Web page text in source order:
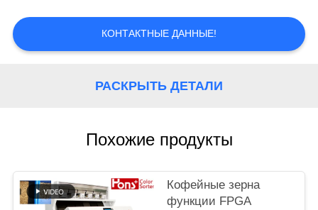
КАРТА
САЙТА
КОНТАКТНЫЕ ДАННЫЕ!
РАСКРЫТЬ ДЕТАЛИ
Похожие продукты
Кофейные зерна
функции FPGA